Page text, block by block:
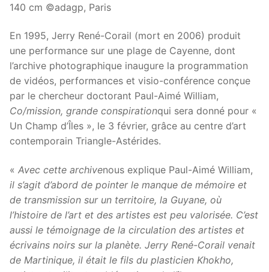
140 cm ©adagp, Paris
En 1995, Jerry René-Corail (mort en 2006) produit
une performance sur une plage de Cayenne, dont
l’archive photographique inaugure la programmation
de vidéos, performances et visio-conférence conçue
par le chercheur doctorant Paul-Aimé William,
Co/mission, grande conspirationqui sera donné pour «
Un Champ d’Îles », le 3 février, grâce au centre d’art
contemporain Triangle-Astérides.
« Avec cette archivenous explique Paul-Aimé William,
il s’agit d’abord de pointer le manque de mémoire et
de transmission sur un territoire, la Guyane, où
l’histoire de l’art et des artistes est peu valorisée. C’est
aussi le témoignage de la circulation des artistes et
écrivains noirs sur la planète. Jerry René-Corail venait
de Martinique, il était le fils du plasticien Khokho,